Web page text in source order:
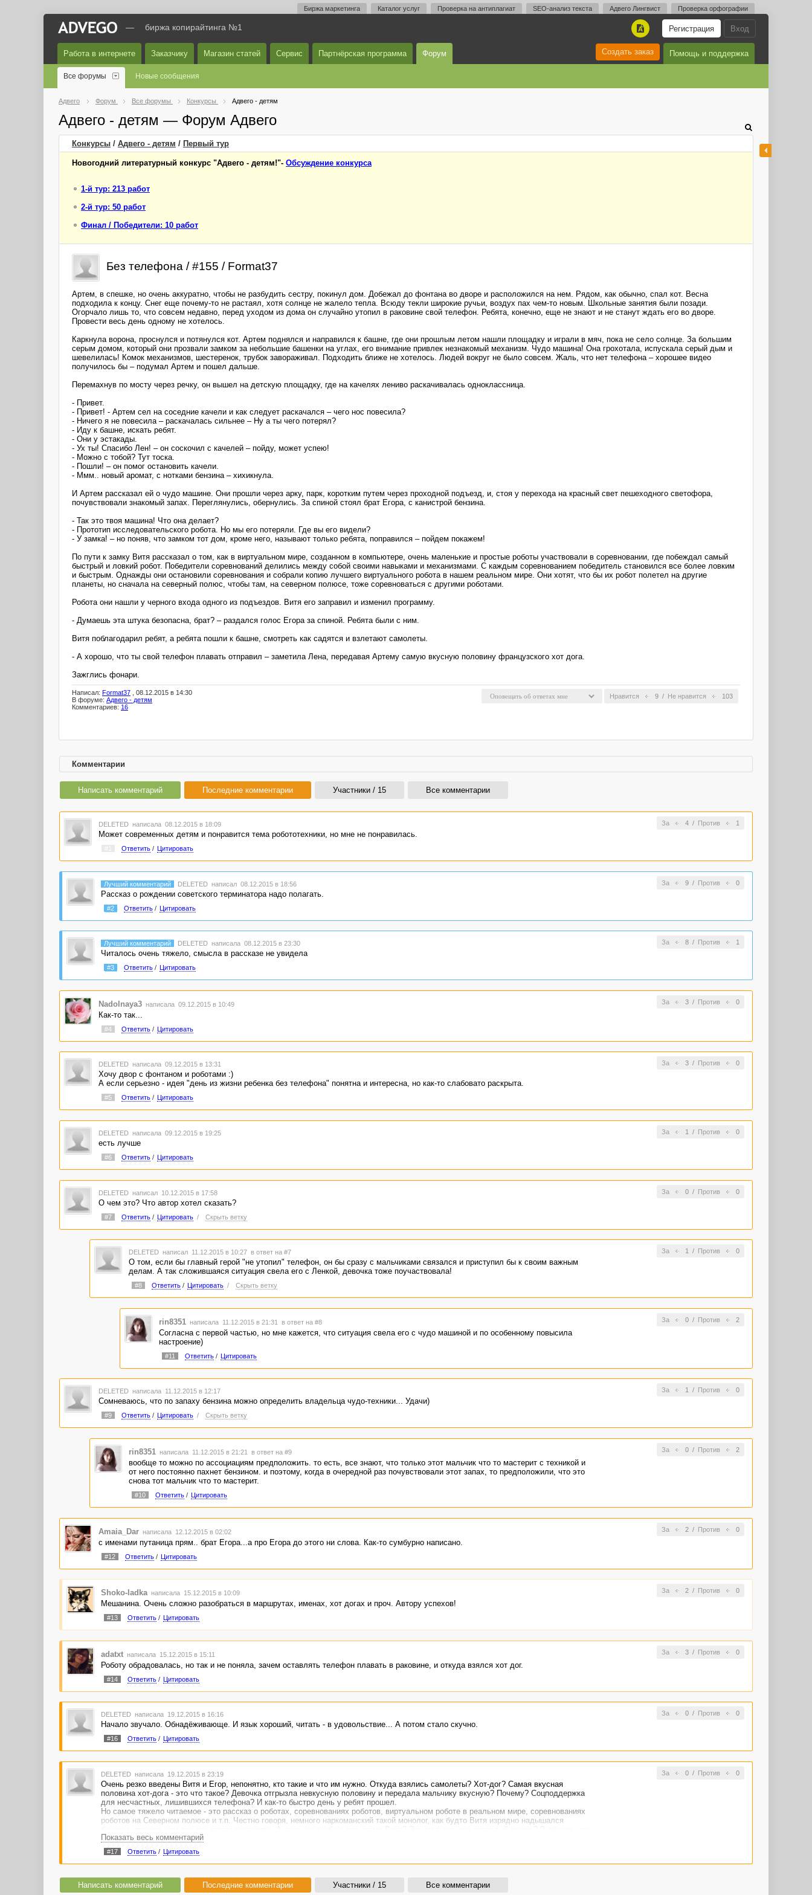
Биржа маркетинга Каталог услуг Проверка на антиплагиат SEO-анализ текста Адвего Лингвист Проверка орфографии
Вход
Регистрация
A
— биржа копирайтинга №1
Работа в интернете Заказчику Магазин статей Сервис Партнёрская программа Форум Помощь и поддержка
Создать заказ
Все форумы Новые сообщения
Адвего Форум Все форумы Конкурсы Адвего - детям
Адвего - детям — Форум Адвего
Конкурсы / Адвего - детям / Первый тур
Новогодний литературный конкурс "Адвего - детям!"- Обсуждение конкурса
1-й тур: 213 работ
2-й тур: 50 работ
Финал / Победители: 10 работ
Без телефона / #155 / Format37
Артем, в спешке, но очень аккуратно, чтобы не разбудить сестру, покинул дом. Добежал до фонтана во дворе и расположился на нем. Рядом, как обычно, спал кот. Весна
подходила к концу. Снег еще почему-то не растаял, хотя солнце не жалело тепла. Всюду текли широкие ручьи, воздух пах чем-то новым. Школьные занятия были позади.
Огорчало лишь то, что совсем недавно, перед уходом из дома он случайно утопил в раковине свой телефон. Ребята, конечно, еще не знают и не станут ждать его во дворе.
Провести весь день одному не хотелось.
Каркнула ворона, проснулся и потянулся кот. Артем поднялся и направился к башне, где они прошлым летом нашли площадку и играли в мяч, пока не село солнце. За большим
серым домом, который они прозвали замком за небольшие башенки на углах, его внимание привлек незнакомый механизм. Чудо машина! Она грохотала, испускала серый дым и
шевелилась! Комок механизмов, шестеренок, трубок завораживал. Подходить ближе не хотелось. Людей вокруг не было совсем. Жаль, что нет телефона – хорошее видео
получилось бы – подумал Артем и пошел дальше.
Перемахнув по мосту через речку, он вышел на детскую площадку, где на качелях лениво раскачивалась одноклассница.
- Привет.
- Привет! - Артем сел на соседние качели и как следует раскачался – чего нос повесила?
- Ничего я не повесила – раскачалась сильнее – Ну а ты чего потерял?
- Иду к башне, искать ребят.
- Они у эстакады.
- Ух ты! Спасибо Лен! – он соскочил с качелей – пойду, может успею!
- Можно с тобой? Тут тоска.
- Пошли! – он помог остановить качели.
- Ммм.. новый аромат, с нотками бензина – хихикнула.
И Артем рассказал ей о чудо машине. Они прошли через арку, парк, коротким путем через проходной подъезд, и, стоя у перехода на красный свет пешеходного светофора,
почувствовали знакомый запах. Переглянулись, обернулись. За спиной стоял брат Егора, с канистрой бензина.
- Так это твоя машина! Что она делает?
- Прототип исследовательского робота. Но мы его потеряли. Где вы его видели?
- У замка! – но поняв, что замком тот дом, кроме него, называют только ребята, поправился – пойдем покажем!
По пути к замку Витя рассказал о том, как в виртуальном мире, созданном в компьютере, очень маленькие и простые роботы участвовали в соревновании, где побеждал самый
быстрый и ловкий робот. Победители соревнований делились между собой своими навыками и механизмами. С каждым соревнованием победитель становился все более ловким
и быстрым. Однажды они остановили соревнования и собрали копию лучшего виртуального робота в нашем реальном мире. Они хотят, что бы их робот полетел на другие
планеты, но сначала на северный полюс, чтобы там, на северном полюсе, тоже соревноваться с другими роботами.
Робота они нашли у черного входа одного из подъездов. Витя его заправил и изменил программу.
- Думаешь эта штука безопасна, брат? – раздался голос Егора за спиной. Ребята были с ним.
Витя поблагодарил ребят, а ребята пошли к башне, смотреть как садятся и взлетают самолеты.
- А хорошо, что ты свой телефон плавать отправил – заметила Лена, передавая Артему самую вкусную половину французского хот дога.
Зажглись фонари.
Нравится 9 / Не нравится 103
Написал: Format37 , 08.12.2015 в 14:30
В форуме: Адвего - детям
Комментариев: 16
Комментарии
Написать комментарий Последние комментарии Участники / 15 Все комментарии
За 4/ Против 1
DELETED написала 08.12.2015 в 18:09
Может современных детям и понравится тема робототехники, но мне не понравилась.
Ответить/ Цитировать
За 9/ Против 0
Лучший комментарий DELETED написал 08.12.2015 в 18:56
Рассказ о рождении советского терминатора надо полагать.
#2 Ответить/ Цитировать
За 8/ Против 1
Лучший комментарий DELETED написала 08.12.2015 в 23:30
Читалось очень тяжело, смысла в рассказе не увидела
#3 Ответить/ Цитировать
За 3/ Против 0
Nadolnaya3 написала 09.12.2015 в 10:49
Как-то так...
#4 Ответить/ Цитировать
За 3/ Против 0
DELETED написала 09.12.2015 в 13:31
Хочу двор с фонтаном и роботами :)
А если серьезно - идея "день из жизни ребенка без телефона" понятна и интересна, но как-то слабовато раскрыта.
#5 Ответить/ Цитировать
За 1 / Против 0
DELETED написала 09.12.2015 в 19:25
есть лучше
#6 Ответить/ Цитировать
За 0/ Против 0
DELETED написал 10.12.2015 в 17:58
О чем это? Что автор хотел сказать?
#7 Ответить/ Цитировать / Скрыть ветку
За 1 / Против 0
DELETED написал 11.12.2015 в 10:27 в ответ на #7
О том, если бы главный герой "не утопил" телефон, он бы сразу с мальчиками связался и приступил бы к своим важным
делам. А так сложившаяся ситуация свела его с Ленкой, девочка тоже поучаствовала!
#8 Ответить/ Цитировать / Скрыть ветку
За 0/ Против 2
rin8351 написала 11.12.2015 в 21:31 в ответ на #8
Согласна с первой частью, но мне кажется, что ситуация свела его с чудо машиной и по особенному повысила
настроение)
#11 Ответить/ Цитировать
За 1 / Против 0
DELETED написала 11.12.2015 в 12:17
Сомневаюсь, что по запаху бензина можно определить владельца чудо-техники... Удачи)
#9 Ответить/ Цитировать / Скрыть ветку
За 0/ Против 2
rin8351 написала 11.12.2015 в 21:21 в ответ на #9
вообще то можно по ассоциациям предположить. то есть, все знают, что только этот мальчик что то мастерит с техникой и
от него постоянно пахнет бензином. и поэтому, когда в очередной раз почувствовали этот запах, то предположили, что это
снова тот мальчик что то мастерит.
#10 Ответить/ Цитировать
За 2/ Против 0
Amaia_Dar написала 12.12.2015 в 02:02
с именами путаница прям.. брат Егора...а про Егора до этого ни слова. Как-то сумбурно написано.
#12 Ответить/ Цитировать
За 2/ Против 0
Shoko-ladka написала 15.12.2015 в 10:09
Мешанина. Очень сложно разобраться в маршрутах, именах, хот догах и проч. Автору успехов!
#13 Ответить/ Цитировать
За 3/ Против 0
adatxt написала 15.12.2015 в 15:11
Роботу обрадовалась, но так и не поняла, зачем оставлять телефон плавать в раковине, и откуда взялся хот дог.
#14 Ответить/ Цитировать
За 0/ Против 0
DELETED написала 19.12.2015 в 16:16
Начало звучало. Обнадёживающе. И язык хороший, читать - в удовольствие... А потом стало скучно.
#16 Ответить/ Цитировать
За 0/ Против 0
DELETED написала 19.12.2015 в 23:19
Очень резко введены Витя и Егор, непонятно, кто такие и что им нужно. Откуда взялись самолеты? Хот-дог? Самая вкусная
половина хот-дога - это что такое? Девочка отгрызла невкусную половину и передала мальчику вкусную? Почему? Соцподдержка
для несчастных, лишившихся телефона? И как-то быстро день у ребят прошел.
Но самое тяжело читаемое - это рассказ о роботах, соревнованиях роботов, виртуальном роботе в реальном мире, соревнованиях
роботов на Северном полюсе и т.п. Честно говоря, немного наркоманский такой монолог, как будто Витя изрядно надышался
то сумбурно и непонятно.
Показать весь комментарий
#17 Ответить/ Цитировать
Написать комментарий Последние комментарии Участники / 15 Все комментарии